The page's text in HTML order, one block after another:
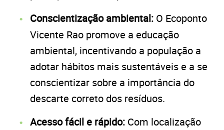
Conscientização ambiental: O Ecoponto
Vicente Rao promove a educação
ambiental, incentivando a população a
adotar hábitos mais sustentáveis e a se
conscientizar sobre a importância do
descarte correto dos resíduos.
Acesso fácil e rápido: Com localização